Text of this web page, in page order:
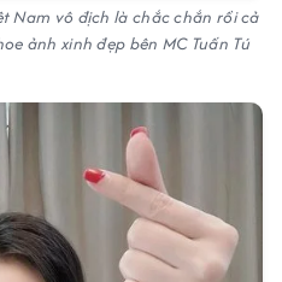
Nam vô địch là chắc chắn rồi cả
ảnh xinh đẹp bên MC Tuấn Tú